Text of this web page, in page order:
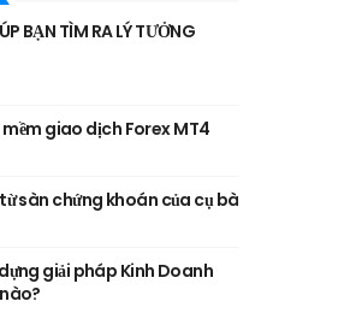
BẠN TÌM RA LÝ TƯỞNG
giao dịch Forex MT4
từ sàn chứng khoán của cụ bà
giải pháp Kinh Doanh